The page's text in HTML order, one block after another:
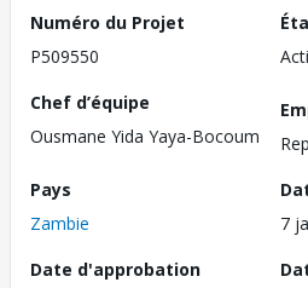
Numéro du Projet
P509550
Chef d’équipe
Ousmane Yida Yaya-Bocoum
Pays
Zambie
7
Date d'approbation